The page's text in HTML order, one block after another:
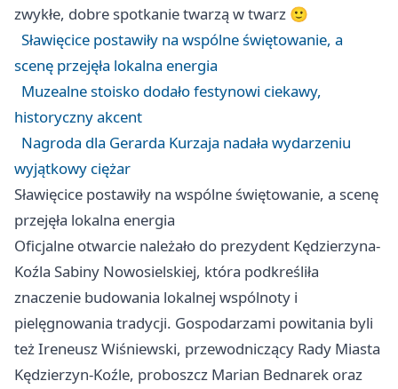
zwykłe, dobre spotkanie twarzą w twarz 🙂
Sławięcice postawiły na wspólne świętowanie, a
scenę przejęła lokalna energia
Muzealne stoisko dodało festynowi ciekawy,
historyczny akcent
Nagroda dla Gerarda Kurzaja nadała wydarzeniu
wyjątkowy ciężar
Sławięcice postawiły na wspólne świętowanie, a scenę
przejęła lokalna energia
Oficjalne otwarcie należało do prezydent Kędzierzyna-
Koźla Sabiny Nowosielskiej, która podkreśliła
znaczenie budowania lokalnej wspólnoty i
pielęgnowania tradycji. Gospodarzami powitania byli
też Ireneusz Wiśniewski, przewodniczący Rady Miasta
Kędzierzyn-Koźle, proboszcz Marian Bednarek oraz